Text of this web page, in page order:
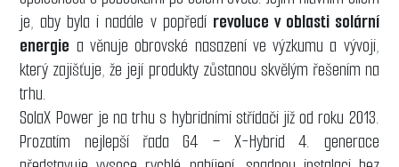
je, aby byla i nadále v popředí revoluce v oblasti solární
energie a věnuje obrovské nasazení ve výzkumu a vývoji,
který zajišťuje, že její produkty zůstanou skvělým řešením na
trhu.
SolaX Power je na trhu s hybridními střídači již od roku 2013.
Prozatím nejlepší řada G4 – X-Hybrid 4. generace